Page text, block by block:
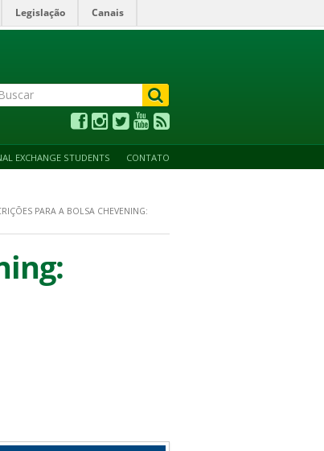
Legislação Canais
EXCHANGE STUDENTS CONTATO
PARA A BOLSA CHEVENING: